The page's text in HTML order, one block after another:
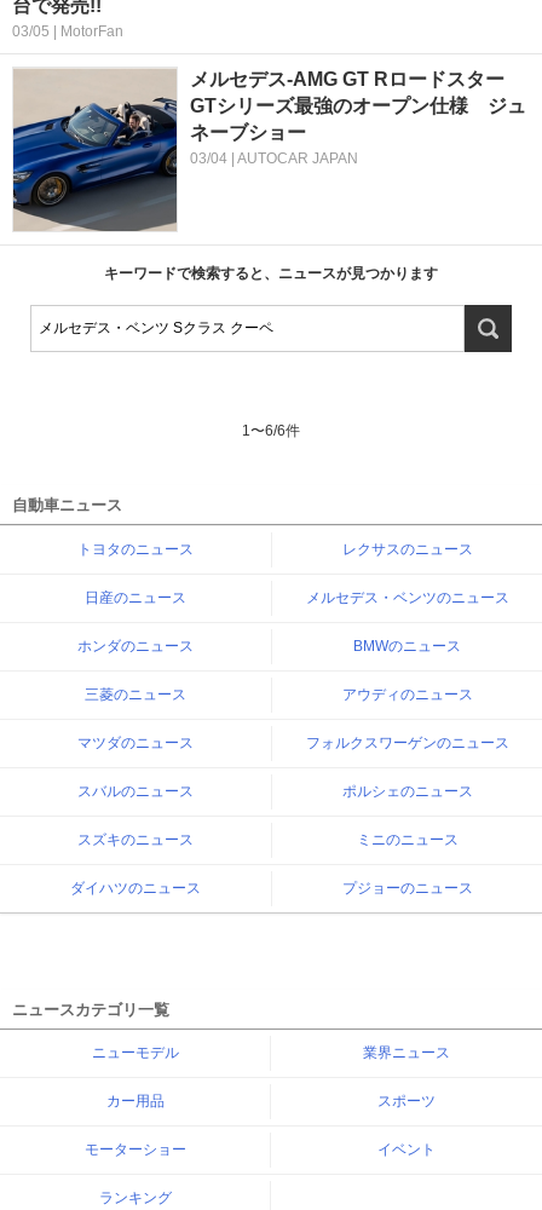
台で発売!!
03/05 | MotorFan
メルセデス-AMG GT Rロードスター
GTシリーズ最強のオープン仕様 ジュ
ネーブショー
03/04 | AUTOCAR JAPAN
キーワードで検索すると、ニュースが見つかります
1〜6/6件
自動車ニュース
トヨタのニュース レクサスのニュース
日産のニュース メルセデス・ベンツのニュース
ホンダのニュース BMWのニュース
三菱のニュース アウディのニュース
マツダのニュース フォルクスワーゲンのニュース
スバルのニュース ポルシェのニュース
スズキのニュース ミニのニュース
ダイハツのニュース プジョーのニュース
ニュースカテゴリ一覧
ニューモデル 業界ニュース
カー用品 スポーツ
モーターショー イベント
ランキング